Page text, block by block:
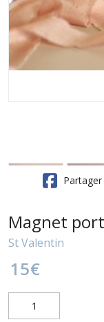
Partager
Magnet
St Valentin
15€